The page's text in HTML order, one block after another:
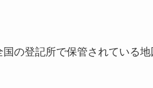
の登記所で保管されている